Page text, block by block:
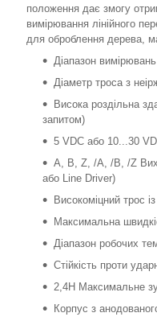
положення дає змогу
вимірювання лінійного
для оброблення дерева,
Діапазон
Діаметр троса з
Висока роздільна
запитом)
5 VDC або 10...30
A, B, Z, /A, /B, /Z
або Line Driver)
Високоміцний трос
Максимальна
Діапазон робочих
Стійкість проти
2,4Н Максимальне
Корпус з